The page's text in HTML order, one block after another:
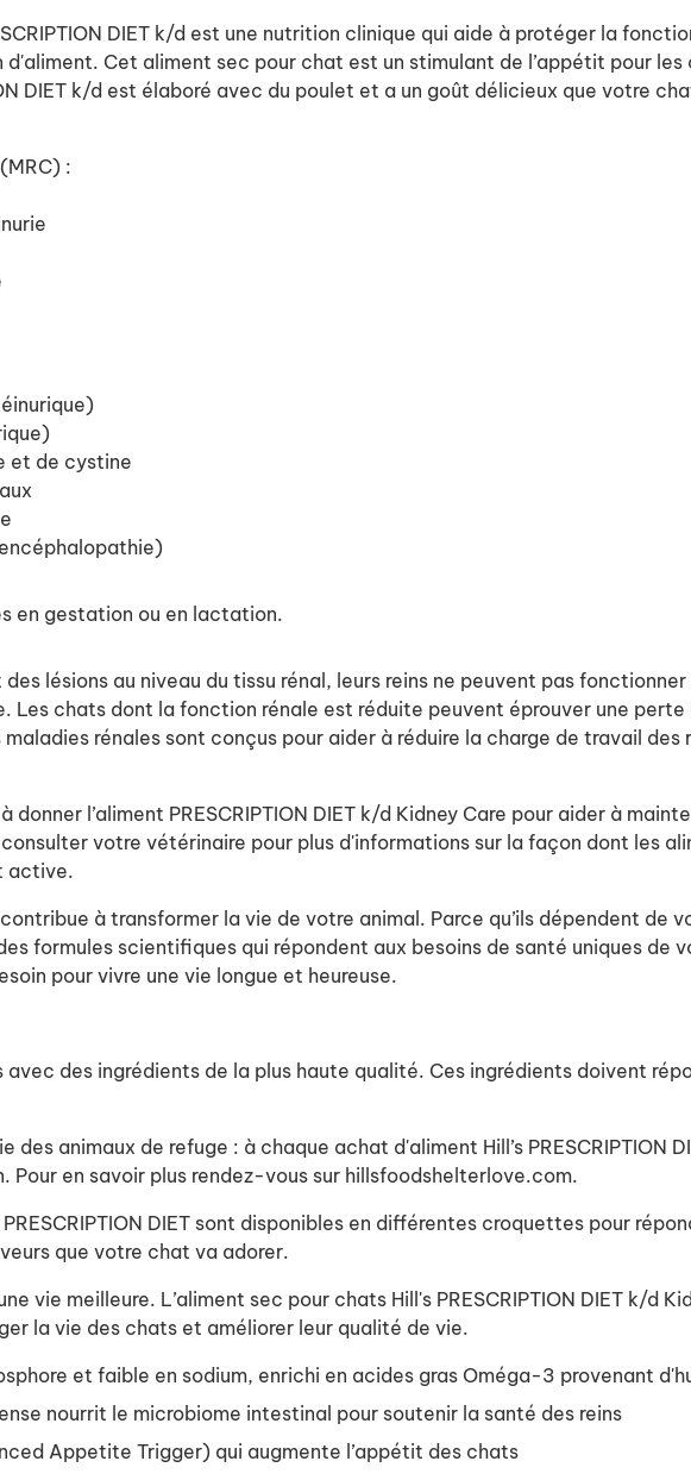
DIET k/d est une nutrition clinique qui aide à protéger la
Cet aliment sec pour chat est un stimulant de l’appétit pour
DIET k/d est élaboré avec du poulet et a un goût délicieux que votre
:
et de cystine
en gestation ou en lactation.
lésions au niveau du tissu rénal, leurs reins ne peuvent pas
Les chats dont la fonction rénale est réduite peuvent éprouver une
rénales sont conçus pour aider à réduire la charge de travail
l’aliment PRESCRIPTION DIET k/d Kidney Care pour aider à
votre vétérinaire pour plus d'informations sur la façon dont les
active.
à transformer la vie de votre animal. Parce qu’ils dépendent de
formules scientifiques qui répondent aux besoins de santé uniques de
pour vivre une vie longue et heureuse.
avec des ingrédients de la plus haute qualité. Ces ingrédients doivent
des animaux de refuge : à chaque achat d'aliment Hill’s PRESCRIPTION
Pour en savoir plus rendez-vous sur hillsfoodshelterlove.com.
DIET sont disponibles en différentes croquettes pour
que votre chat va adorer.
vie meilleure. L’aliment sec pour chats Hill's PRESCRIPTION DIET k/d
la vie des chats et améliorer leur qualité de vie.
et faible en sodium, enrichi en acides gras Oméga-3 provenant
nourrit le microbiome intestinal pour soutenir la santé des reins
Appetite Trigger) qui augmente l’appétit des chats